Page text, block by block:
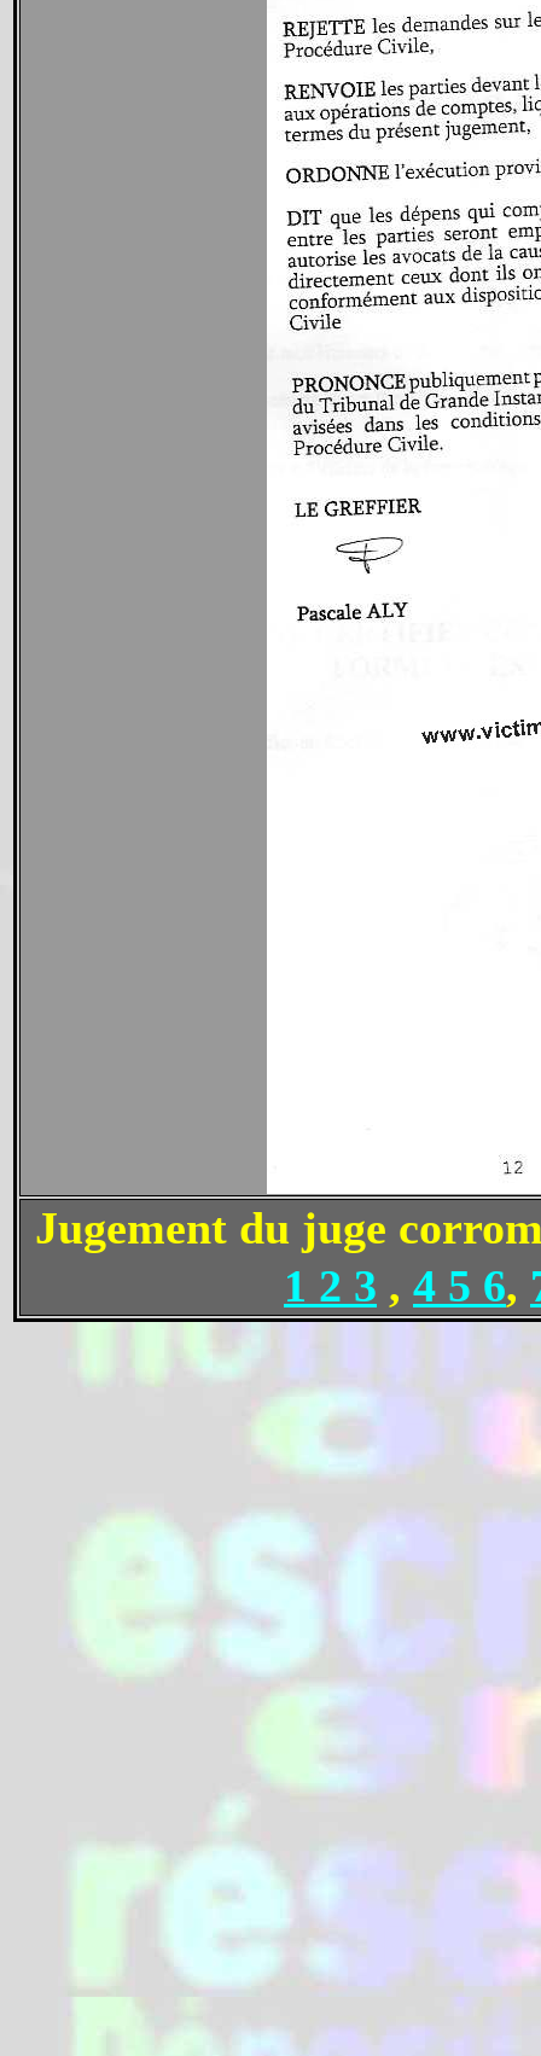
Jugement du juge
1 2 3 , 4 5 6,